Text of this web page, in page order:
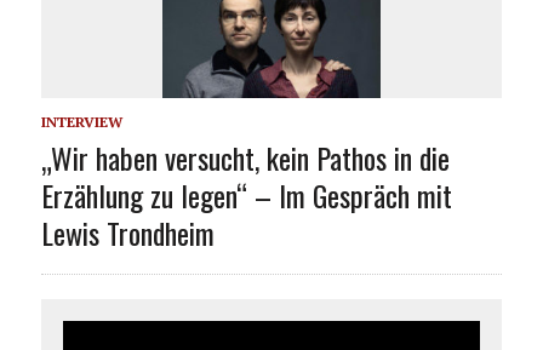
INTERVIEW
„Wir haben versucht, kein Pathos in die
Erzählung zu legen“ – Im Gespräch mit
Lewis Trondheim